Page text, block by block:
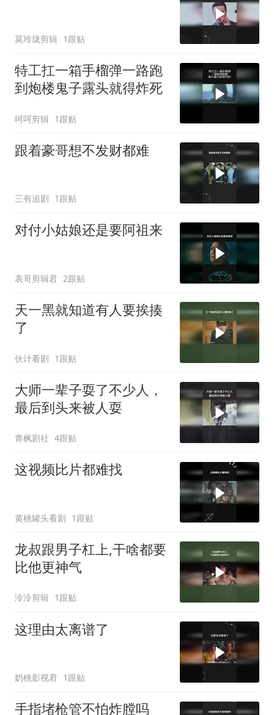
莫玲珑剪辑 1跟贴
特工扛一箱手榴弹一路跑
到炮楼鬼子露头就得炸死
呵呵剪辑 1跟贴
跟着豪哥想不发财都难
三有追剧 1跟贴
对付小姑娘还是要阿祖来
表哥剪辑君 2跟贴
天一黑就知道有人要挨揍
了
伙计看剧 1跟贴
大师一辈子耍了不少人，
最后到头来被人耍
青枫剧社 4跟贴
这视频比片都难找
黄桃罐头看剧 1跟贴
龙叔跟男子杠上,干啥都要
比他更神气
泠泠剪辑 1跟贴
这理由太离谱了
奶桃影视君 1跟贴
手指堵枪管不怕炸膛吗